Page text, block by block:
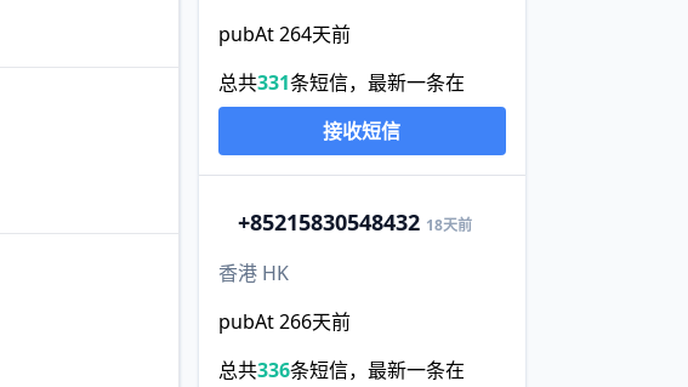
pubAt 264天前
总共331条短信，最新一条在
接收短信
+85215830548432 18天前
香港 HK
pubAt 266天前
总共336条短信，最新一条在